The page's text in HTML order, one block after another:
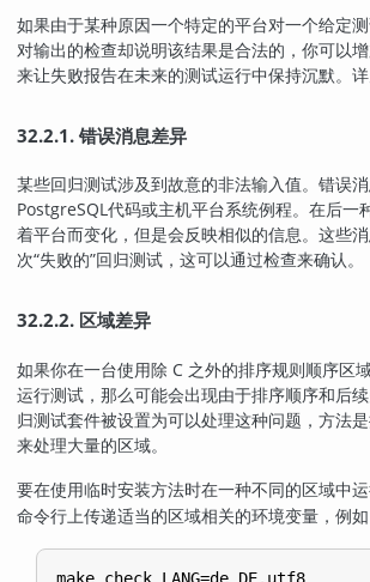
如果由于某种原因一个特定的平台对一个给定
对输出的检查却说明该结果是合法的，你可以
来让失败报告在未来的测试运行中保持沉默。
32.2.1. 错误消息差异
某些回归测试涉及到故意的非法输入值。错误
PostgreSQL代码或主机平台系统例程。在后一
着平台而变化，但是会反映相似的信息。这些
次“失败的”回归测试，这可以通过检查来确认。
32.2.2. 区域差异
如果你在一台使用除 C 之外的排序规则顺序区
运行测试，那么可能会出现由于排序顺序和后
归测试套件被设置为可以处理这种问题，方法
来处理大量的区域。
要在使用临时安装方法时在一种不同的区域中
命令行上传递适当的区域相关的环境变量，例如